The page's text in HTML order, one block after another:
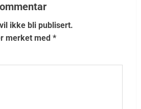
ikke bli publisert.
merket med *